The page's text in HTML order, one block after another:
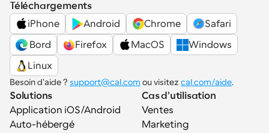
Téléchargements
iPhone
Android Chrome
Safari
Bord
Firefox MacOS
Windows
Linux
Besoin d'aide ? support@cal.com ou visitez cal.com/aide.
Solutions
Application iOS/Android
Auto-hébergé
Cas d'utilisation
Ventes
Marketing